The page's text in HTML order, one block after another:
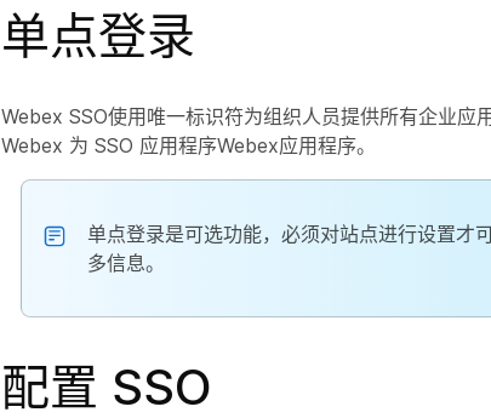
单点登录
Webex SSO使用唯一标识符为组织人员提供所有企业应
Webex 为 SSO 应用程序Webex应用程序。
单点登录是可选功能，必须对站点进行设置才
多信息。
配置 SSO